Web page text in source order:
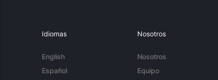
Idiomas
English
Español
Nosotros
Nosotros
Equipo